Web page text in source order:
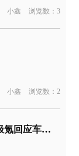
小鑫 浏览数：3
小鑫 浏览数：2
曾遭重大碰撞事故！极氪回应车辆起火